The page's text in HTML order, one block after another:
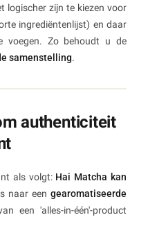
logischer zijn te kiezen voor
ingrediëntenlijst) en daar
voegen. Zo behoudt u de
samenstelling.
authenticiteit
als volgt: Hai Matcha kan
naar eengearomatiseerde
een 'alles-in-één'-product